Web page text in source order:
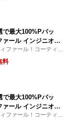
で最大100%Pバッ
ァール インジニオ・
ー・インテンス セッ
火専用）【取っ手が
ファール！コーティン
し、ときめくような使
！
料
で最大100%Pバッ
ァール インジニオ・
ー・インテンス セッ
ファール！コーティン